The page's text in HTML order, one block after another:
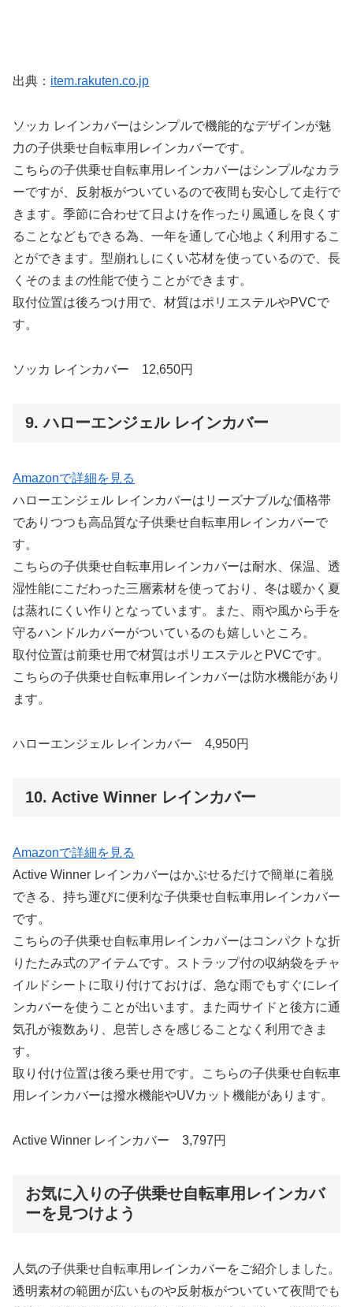
出典： item.rakuten.co.jp
ソッカ レインカバーはシンプルで機能的なデザインが魅
力の子供乗せ自転車用レインカバーです。
こちらの子供乗せ自転車用レインカバーはシンプルなカラ
ーですが、反射板がついているので夜間も安心して走行で
きます。季節に合わせて日よけを作ったり風通しを良くす
ることなどもできる為、一年を通して心地よく利用するこ
とができます。型崩れしにくい芯材を使っているので、長
くそのままの性能で使うことができます。
取付位置は後ろつけ用で、材質はポリエステルやPVCで
す。
ソッカ レインカバー 12,650円
9. ハローエンジェル レインカバー
Amazonで詳細を見る
ハローエンジェル レインカバーはリーズナブルな価格帯
でありつつも高品質な子供乗せ自転車用レインカバーで
す。
こちらの子供乗せ自転車用レインカバーは耐水、保温、透
湿性能にこだわった三層素材を使っており、冬は暖かく夏
は蒸れにくい作りとなっています。また、雨や風から手を
守るハンドルカバーがついているのも嬉しいところ。
取付位置は前乗せ用で材質はポリエステルとPVCです。
こちらの子供乗せ自転車用レインカバーは防水機能があり
ます。
ハローエンジェル レインカバー 4,950円
10. Active Winner レインカバー
Amazonで詳細を見る
Active Winner レインカバーはかぶせるだけで簡単に着脱
できる、持ち運びに便利な子供乗せ自転車用レインカバー
です。
こちらの子供乗せ自転車用レインカバーはコンパクトな折
りたたみ式のアイテムです。ストラップ付の収納袋をチャ
イルドシートに取り付けておけば、急な雨でもすぐにレイ
ンカバーを使うことが出います。また両サイドと後方に通
気孔が複数あり、息苦しさを感じることなく利用できま
す。
取り付け位置は後ろ乗せ用です。こちらの子供乗せ自転車
用レインカバーは撥水機能やUVカット機能があります。
Active Winner レインカバー 3,797円
お気に入りの子供乗せ自転車用レインカバ
ーを見つけよう
人気の子供乗せ自転車用レインカバーをご紹介しました。
透明素材の範囲が広いものや反射板がついていて夜間でも